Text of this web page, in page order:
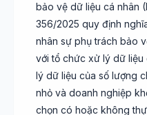
bảo vệ dữ liệu cá nhân
356/2025 quy định
nhân sự phụ trách bảo
với tổ chức xử lý dữ liệu
lý dữ liệu của số lượng
nhỏ và doanh nghiệp
chọn có hoặc không